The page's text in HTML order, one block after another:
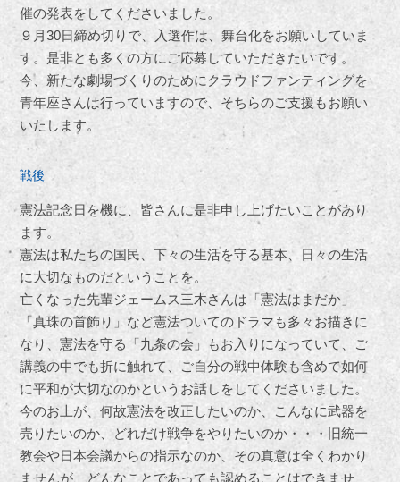
催の発表をしてくださいました。
９月30日締め切りで、入選作は、舞台化をお願いしていま
す。是非とも多くの方にご応募していただきたいです。
今、新たな劇場づくりのためにクラウドファンティングを
青年座さんは行っていますので、そちらのご支援もお願い
いたします。
戦後
憲法記念日を機に、皆さんに是非申し上げたいことがあり
ます。
憲法は私たちの国民、下々の生活を守る基本、日々の生活
に大切なものだということを。
亡くなった先輩ジェームス三木さんは「憲法はまだか」
「真珠の首飾り」など憲法ついてのドラマも多々お描きに
なり、憲法を守る「九条の会」もお入りになっていて、ご
講義の中でも折に触れて、ご自分の戦中体験も含めて如何
に平和が大切なのかというお話しをしてくださいました。
今のお上が、何故憲法を改正したいのか、こんなに武器を
売りたいのか、どれだけ戦争をやりたいのか・・・旧統一
教会や日本会議からの指示なのか、その真意は全くわかり
ませんが、どんなことであっても認めることはできませ